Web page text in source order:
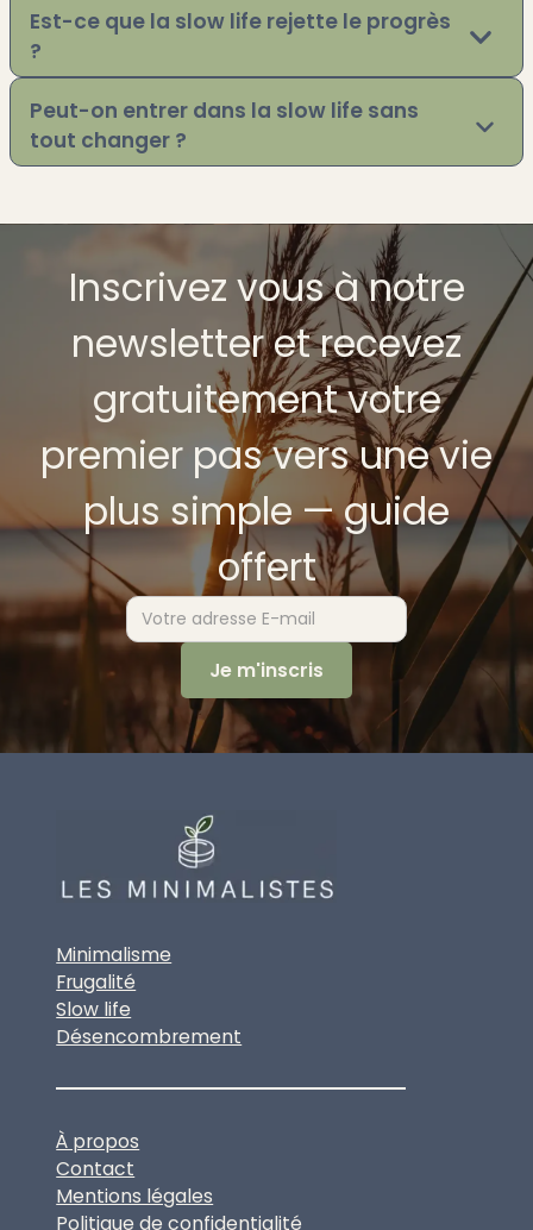
Est-ce que la slow life rejette le progrès
?
Peut-on entrer dans la slow life sans
tout changer ?
Inscrivez vous à notre
newsletter et recevez
gratuitement votre
premier pas vers une vie
plus simple — guide
offert
Minimalisme
Frugalité
Slow life
Désencombrement
À propos
Contact
Mentions légales
Politique de confidentialité